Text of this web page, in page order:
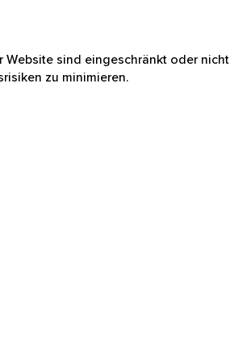
sind eingeschränkt oder
zu minimieren.